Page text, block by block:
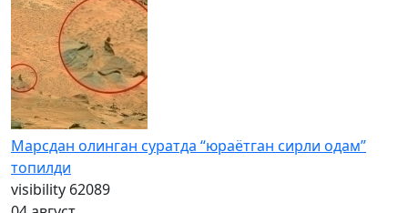
Марсдан олинган суратда “юраётган сирли одам”
топилди
visibility 62089